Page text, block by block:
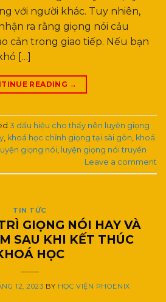
với người khác. Tuy nhiên,
ra rằng giọng nói cảu
cản trong giao tiếp. Nếu bạn
[…]
READING →
3 dấu hiệu cho thấy nên luyện giọng
, khoá học chỉnh giọng tại sài gòn, khoá
luyện giọng nói, luyện giọng nói truyền
Leave a comment
TIN TỨC
GIỌNG NÓI HAY VÀ
SAU KHI KẾT THÚC
HỌC
12, 2023 BY HỌC VIỆN PHOENIX